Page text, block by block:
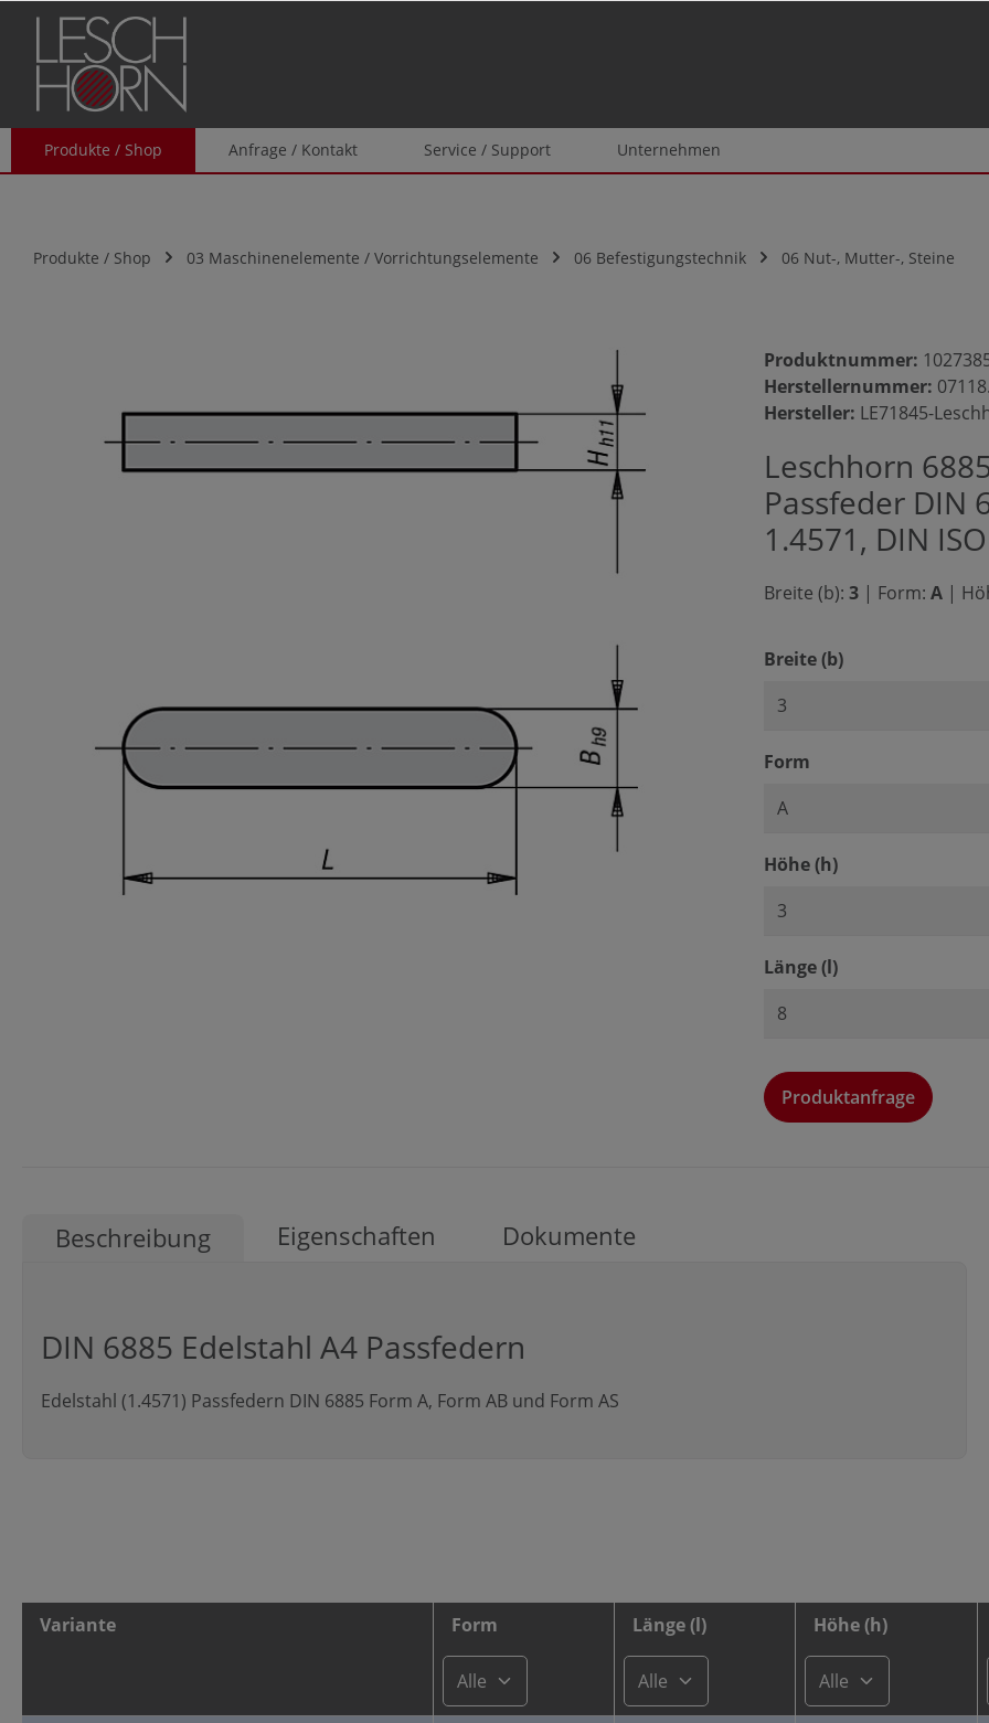
Zur Hauptnavigation springen
Produkte / Shop Anfrage / Kontakt Service / Support Unternehmen
Produkte / Shop 03 Maschinenelemente / Vorrichtungselemente 06 Befestigungstechnik 06 Nut-, Mutter-, Steine
Produktnummer:
Herstellernummer:
Hersteller: LE71845-
Leschhorn
Passfeder DIN
1.4571, DIN
Breite (b): 3 | Form: A |
Breite (b)auswählen
Form
Höhe (h)auswählen
Länge (l)auswählen
Nachricht
Produktanfrage
Beschreibung Eigenschaften Dokumente
DIN 6885 Edelstahl A4 Passfedern
Edelstahl (1.4571) Passfedern DIN 6885 Form A, Form AB und Form AS
Variante Form Länge (l) Höhe (h)